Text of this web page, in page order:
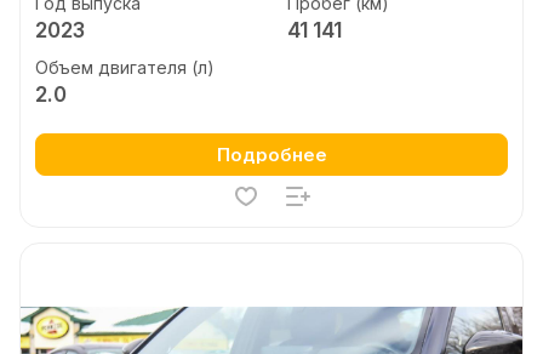
2023 41 141
Объем двигателя (л)
2.0
Подробнее